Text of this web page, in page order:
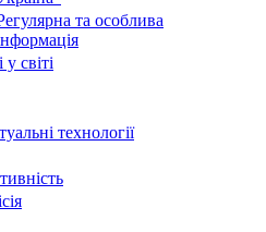
та особлива
світі
технології